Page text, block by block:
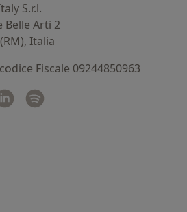
S.r.l.
Belle Arti 2
Italia
Fiscale 09244850963
una nuova scheda
apre in una nuova scheda
Linkedin
si apre in una nuova scheda